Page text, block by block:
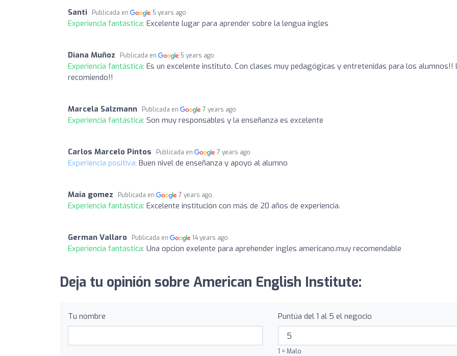
Santi Publicada en 5 years ago
Experiencia fantástica: Excelente lugar para aprender sobre la lengua ingles
Diana Muñoz Publicada en 5 years ago
Experiencia fantástica: Es un excelente instituto. Con clases muy pedagógicas y entretenidas para los alumnos!!
recomiendo!!
Marcela Salzmann Publicada en 7 years ago
Experiencia fantástica: Son muy responsables y la enseñanza es excelente
Carlos Marcelo Pintos Publicada en 7 years ago
Experiencia positiva: Buen nivel de enseñanza y apoyo al alumno
Maia gomez Publicada en 7 years ago
Experiencia fantástica: Excelente institución con más de 20 años de experiencia.
German Vallaro Publicada en 14 years ago
Experiencia fantástica: Una opcion exelente para aprehender ingles americano.muy recomendable
Deja tu opinión sobre American English Institute:
Tu nombre Puntúa del 1 al 5 el negocio
1 = Malo